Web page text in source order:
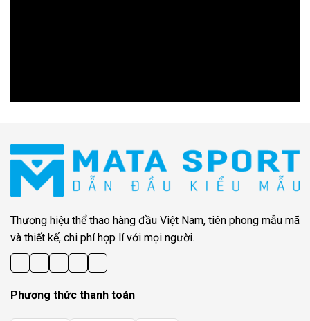
Thương hiệu thể thao hàng đầu Việt Nam, tiên phong mẫu mã
và thiết kế, chi phí hợp lí với mọi người.
Phương thức thanh toán